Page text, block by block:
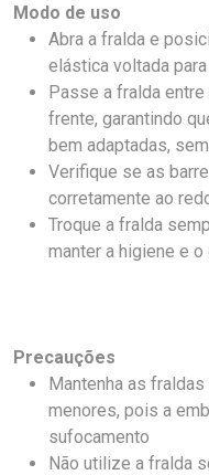
Modo de uso
Abra a fralda e
elástica voltada
Passe a fralda
frente, garantindo
bem adaptadas,
Verifique se as
corretamente ao
Troque a fralda
manter a higiene e
Precauções
Mantenha as
menores, pois a
sufocamento
Não utilize a fralda